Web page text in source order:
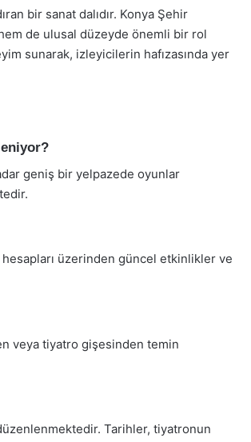
bir sanat dalıdır. Konya Şehir
de ulusal düzeyde önemli bir rol
sunarak, izleyicilerin hafızasında yer
geniş bir yelpazede oyunlar
üzerinden güncel etkinlikler ve
veya tiyatro gişesinden temin
Tarihler, tiyatronun